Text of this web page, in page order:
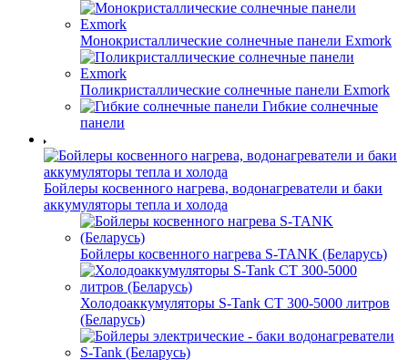
Монокристаллические солнечные панели Exmork
Поликристаллические солнечные панели Exmork
Гибкие солнечные
панели
Бойлеры косвенного нагрева, водонагреватели и баки
аккумуляторы тепла и холода
Бойлеры косвенного нагрева S-TANK (Беларусь)
Холодоаккумуляторы S-Tank СТ 300-5000 литров
(Беларусь)